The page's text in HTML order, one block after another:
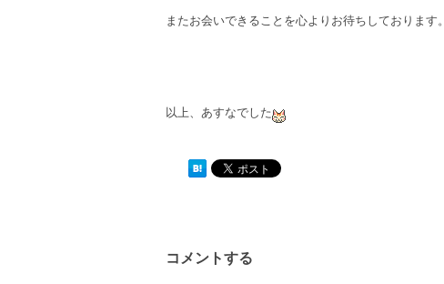
またお会いできることを心よりお待ちしております。
以上、あすなでした
コメントする